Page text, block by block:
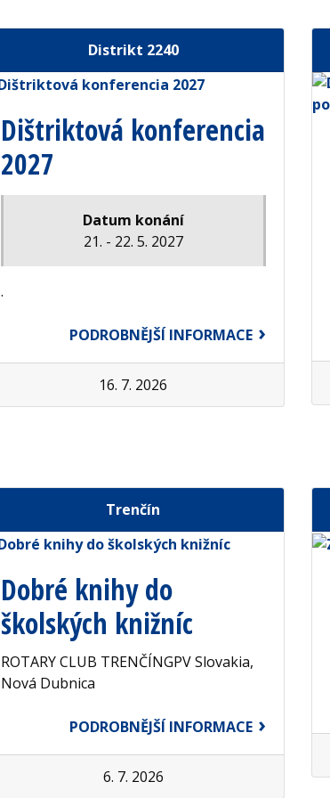
Distrikt 2240
Dištriktová konferencia
2027
Datum konání
21. - 22. 5. 2027
.
PODROBNĚJŠÍ INFORMACE
16. 7. 2026
Trenčín
Dobré knihy do
školských knižníc
ROTARY CLUB TRENČÍNGPV Slovakia,
Nová Dubnica
PODROBNĚJŠÍ INFORMACE
6. 7. 2026